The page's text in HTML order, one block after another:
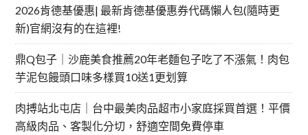
2026肯德基優惠| 最新肯德基優惠券代碼懶人包(隨時更
新)官網沒有的在這裡!
鼎Q包子｜沙鹿美食推薦20年老麵包子吃了不漲氣！肉包
芋泥包饅頭口味多樣買10送1更划算
肉搏站北屯店｜台中最美肉品超市小家庭採買首選！平價
高級肉品、客製化分切，舒適空間免費停車